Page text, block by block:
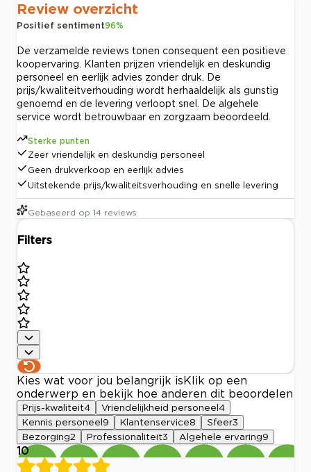
Review overzicht
Positief sentiment96%
De verzamelde reviews tonen consequent een positieve
koopervaring. Klanten prijzen vriendelijk en deskundig
personeel en eerlijk advies zonder druk. De
prijs/kwaliteitverhouding wordt herhaaldelijk als gunstig
genoemd en de levering verloopt snel. De algehele
service wordt betrouwbaar en zorgzaam beoordeeld.
Sterke punten
Zeer vriendelijk en deskundig personeel
Geen drukverkoop en eerlijk advies
Uitstekende prijs/kwaliteitsverhouding en snelle levering
Gebaseerd op 14 reviews
Filters
Kies wat voor jou belangrijk is Klik op een
onderwerp en bekijk hoe anderen dit beoordelen
Prijs-kwaliteit4 Vriendelijkheid personeel 4
Kennis personeel 9 Klantenservice8 Sfeer3
Bezorging2 Professionaliteit3 Algehele ervaring9
10